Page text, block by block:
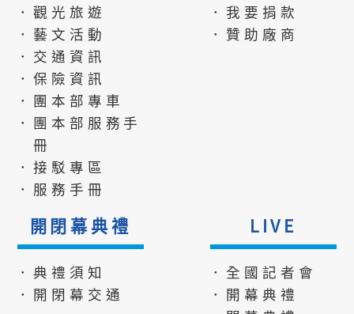
．觀光旅遊
．藝文活動
．交通資訊
．保險資訊
．團本部專車
．團本部服務手
冊
．接駁專區
．服務手冊
．我要捐款
．贊助廠商
開閉幕典禮
．典禮須知
．開閉幕交通
LIVE
．全國記者會
．開幕典禮